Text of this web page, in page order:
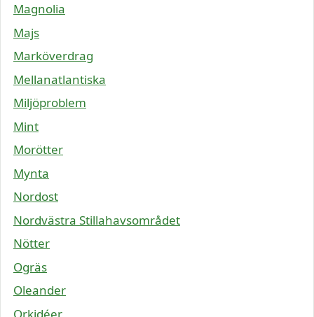
Magnolia
Majs
Marköverdrag
Mellanatlantiska
Miljöproblem
Mint
Morötter
Mynta
Nordost
Nordvästra Stillahavsområdet
Nötter
Ogräs
Oleander